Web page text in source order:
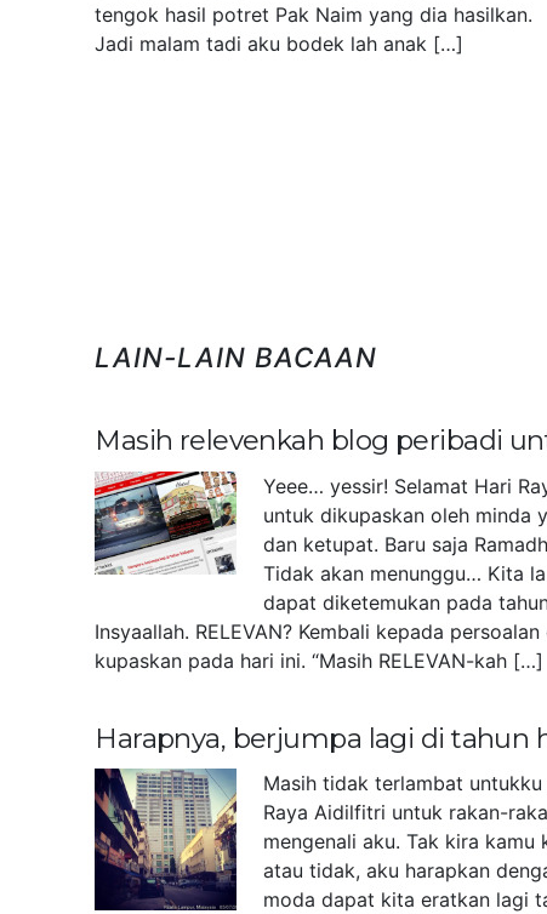
tengok hasil potret Pak Naim yang dia hasilkan.
Jadi malam tadi aku bodek lah anak […]
LAIN-LAIN BACAAN
Masih relevenkah blog peribadi
Yeee… yessir! Selamat Hari
untuk dikupaskan oleh minda
dan ketupat. Baru saja
Tidak akan menunggu… Kita
dapat diketemukan pada
Insyaallah. RELEVAN? Kembali kepada
kupaskan pada hari ini. “Masih RELEVAN-kah […]
Harapnya, berjumpa lagi di tahun
Masih tidak terlambat
Raya Aidilfitri untuk rakan-
mengenali aku. Tak kira kamu
atau tidak, aku harapkan
moda dapat kita eratkan lagi